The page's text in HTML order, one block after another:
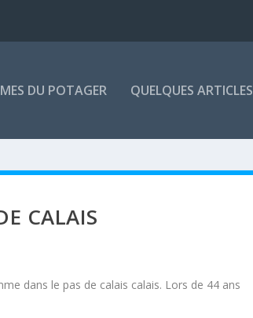
DU POTAGER QUELQUES ARTICLES
CALAIS
dans le pas de calais calais. Lors de 44 ans